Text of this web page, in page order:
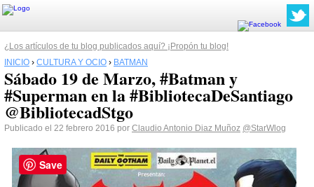
¿Los artículos de tu blog publicados aquí? ¡Propón tu blog!
INICIO › CULTURA Y OCIO › BATMAN
Sábado 19 de Marzo, #Batman y
#Superman en la #BibliotecaDeSantiago
@BibliotecadStgo
Publicado el 22 febrero 2016 por Claudio Antonio Diaz Muñoz @StarWlog
Save